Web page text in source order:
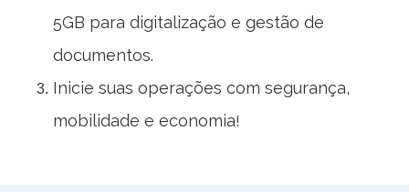
5GB para digitalização e gestão de
documentos.
Inicie suas operações com segurança,
mobilidade e economia!